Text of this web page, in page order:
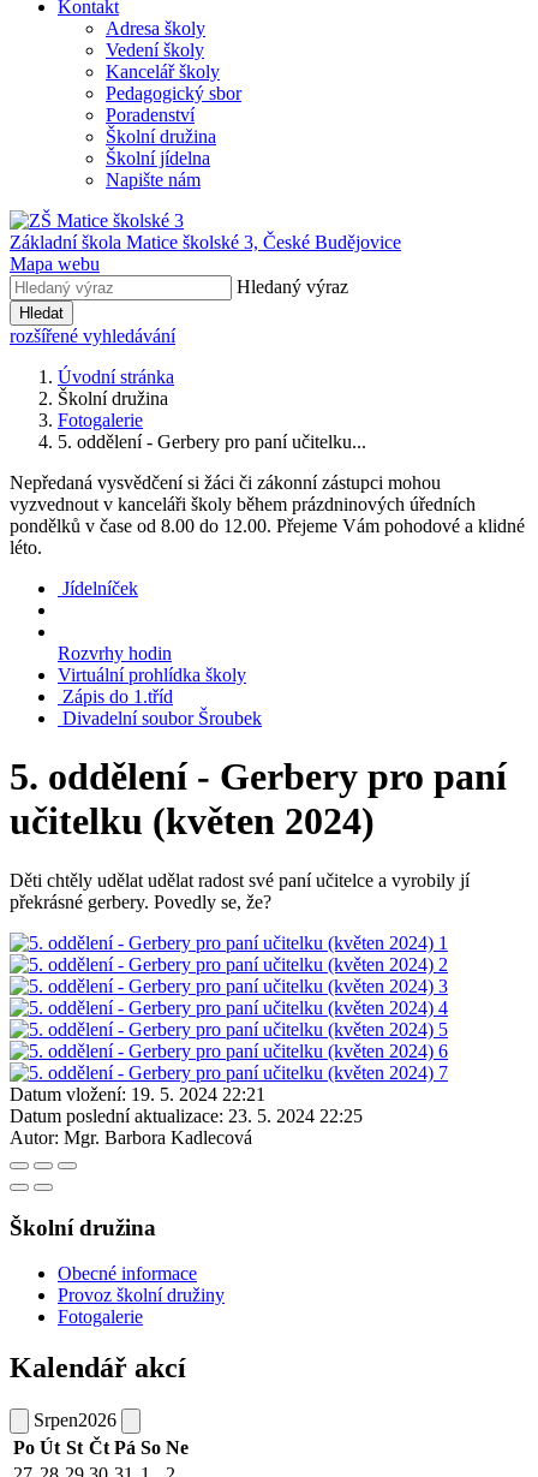
Kontakt
Adresa školy
Vedení školy
Kancelář školy
Pedagogický sbor
Poradenství
Školní družina
Školní jídelna
Napište nám
Základní škola Matice školské 3, České Budějovice
Mapa webu
Hledaný výraz
Hledat
rozšířené vyhledávání
Úvodní stránka
Školní družina
Fotogalerie
5. oddělení - Gerbery pro paní učitelku...
Nepředaná vysvědčení si žáci či zákonní zástupci mohou
vyzvednout v kanceláři školy během prázdninových úředních
pondělků v čase od 8.00 do 12.00. Přejeme Vám pohodové a klidné
léto.
Jídelníček
Rozvrhy hodin
Virtuální prohlídka školy
Zápis do 1.tříd
Divadelní soubor Šroubek
5. oddělení - Gerbery pro paní
učitelku (květen 2024)
Děti chtěly udělat udělat radost své paní učitelce a vyrobily jí
překrásné gerbery. Povedly se, že?
Datum vložení: 19. 5. 2024 22:21
Datum poslední aktualizace: 23. 5. 2024 22:25
Autor: Mgr. Barbora Kadlecová
Školní družina
Obecné informace
Provoz školní družiny
Fotogalerie
Kalendář akcí
Srpen2026
Po Út St Čt Pá So Ne